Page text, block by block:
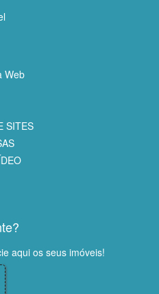
Web
SITES
aqui os seus imóveis!